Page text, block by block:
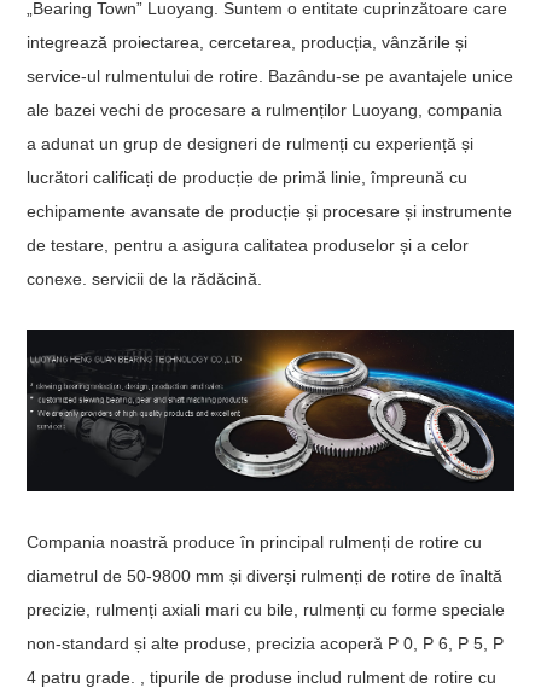
„Bearing Town” Luoyang. Suntem o entitate cuprinzătoare care
integrează proiectarea, cercetarea, producția, vânzările și
service-ul rulmentului de rotire. Bazându-se pe avantajele unice
ale bazei vechi de procesare a rulmenților Luoyang, compania
a adunat un grup de designeri de rulmenți cu experiență și
lucrători calificați de producție de primă linie, împreună cu
echipamente avansate de producție și procesare și instrumente
de testare, pentru a asigura calitatea produselor și a celor
conexe. servicii de la rădăcină.
Compania noastră produce în principal rulmenți de rotire cu
diametrul de 50-9800 mm și diverși rulmenți de rotire de înaltă
precizie, rulmenți axiali mari cu bile, rulmenți cu forme speciale
non-standard și alte produse, precizia acoperă P 0, P 6, P 5, P
4 patru grade. , tipurile de produse includ rulment de rotire cu